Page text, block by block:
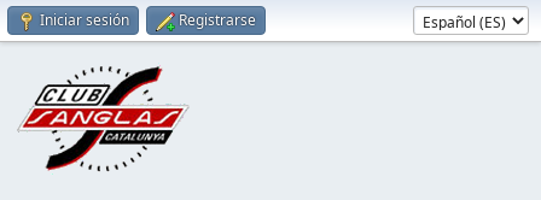
Iniciar sesión Registrarse